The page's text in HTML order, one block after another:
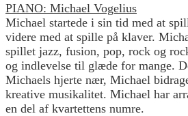
PIANO: Michael Vogelius
Michael startede i sin tid med at
videre med at spille på klaver.
spillet jazz, fusion, pop, rock og
og indlevelse til glæde for mange.
Michaels hjerte nær, Michael
kreative musikalitet. Michael har
en del af kvartettens numre.